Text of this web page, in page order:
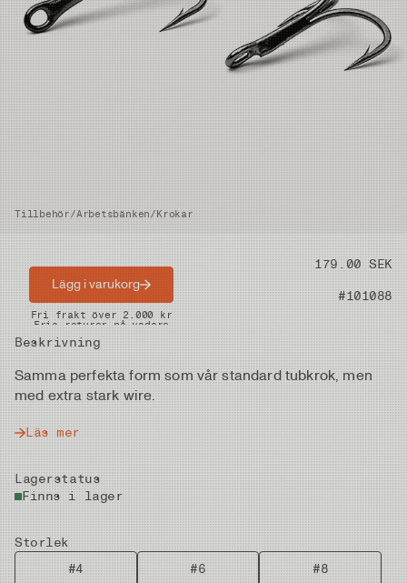
Tillbehör/Arbetsbänken/Krokar
Pris 179.00 SEK
Artikelnummer #101088
Beskrivning
Samma perfekta form som vår standard tubkrok, men
med extra stark wire.
Läs mer
Lagerstatus
Finns i lager
Storlek
#4
#6 #8
Lägg i varukorg
Snabba leveranser
Fri frakt över 2.000 kr
Fria returer på vadare